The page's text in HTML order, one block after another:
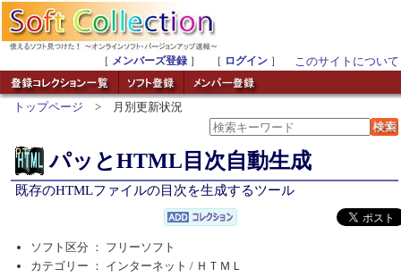
［ メンバーズ登録 ］ ［ ログイン ］ このサイトについて
トップページ > 月別更新状況
パッとHTML目次自動生成
既存のHTMLファイルの目次を生成するツール
ソフト区分 ： フリーソフト
カテゴリー ： インターネット / ＨＴＭＬ